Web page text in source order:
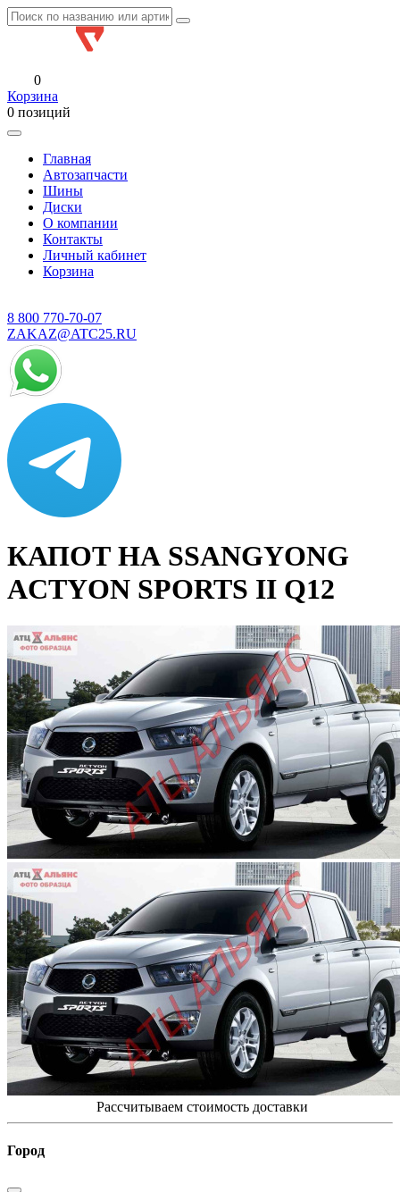
0
Корзина
0 позиций
Главная
Автозапчасти
Шины
Диски
О компании
Контакты
Личный кабинет
Корзина
8 800 770-70-07
ZAKAZ@ATC25.RU
КАПОТ НА SSANGYONG
ACTYON SPORTS II Q12
Рассчитываем стоимость доставки
Город